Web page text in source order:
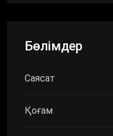
Бөлімдер
Саясат
Қоғам